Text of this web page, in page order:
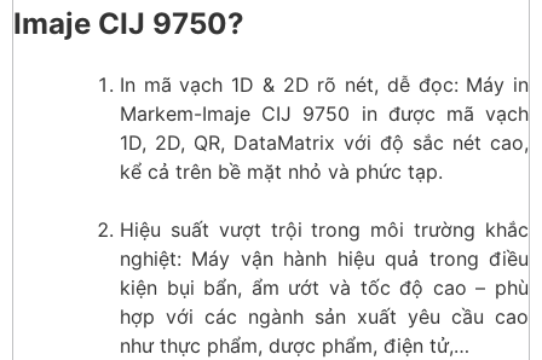
Imaje CIJ 9750?
In mã vạch 1D & 2D rõ nét, dễ đọc: Máy in
Markem-Imaje CIJ 9750 in được mã vạch
1D, 2D, QR, DataMatrix với độ sắc nét cao,
kể cả trên bề mặt nhỏ và phức tạp.
Hiệu suất vượt trội trong môi trường khắc
nghiệt: Máy vận hành hiệu quả trong điều
kiện bụi bẩn, ẩm ướt và tốc độ cao – phù
hợp với các ngành sản xuất yêu cầu cao
như thực phẩm, dược phẩm, điện tử,…